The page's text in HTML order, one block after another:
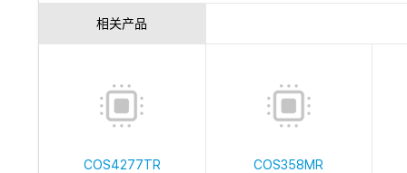
相关产品
COS4277TR
COS358MR